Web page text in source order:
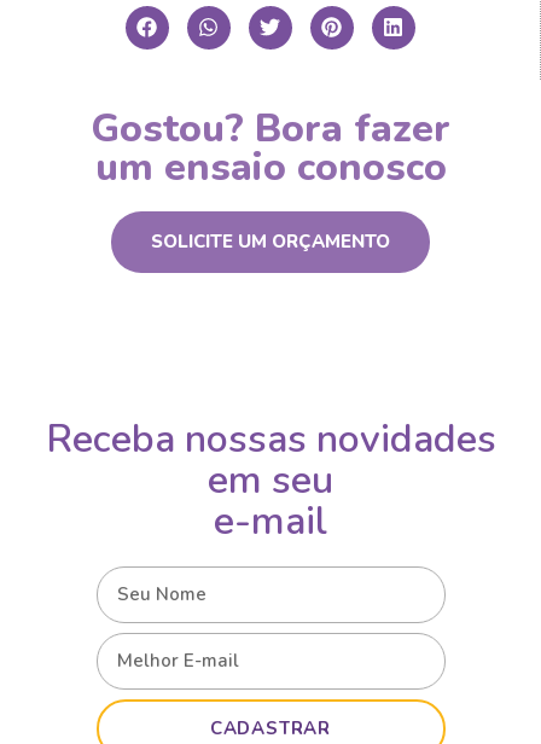
Gostou? Bora fazer
um ensaio conosco
SOLICITE UM ORÇAMENTO
Receba nossas novidades
em seu
e-mail
CADASTRAR